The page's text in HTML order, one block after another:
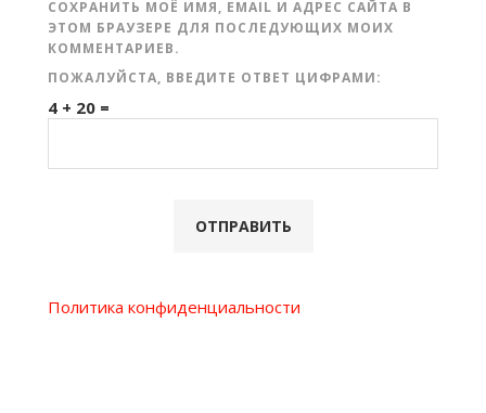
СОХРАНИТЬ МОЁ ИМЯ, EMAIL И АДРЕС САЙТА В
ЭТОМ БРАУЗЕРЕ ДЛЯ ПОСЛЕДУЮЩИХ МОИХ
КОММЕНТАРИЕВ.
ПОЖАЛУЙСТА, ВВЕДИТЕ ОТВЕТ ЦИФРАМИ:
4 + 20 =
Политика конфиденциальности